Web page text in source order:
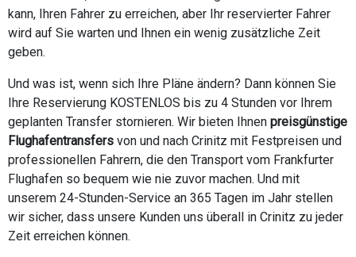
kann, Ihren Fahrer zu erreichen, aber Ihr reservierter Fahrer
wird auf Sie warten und Ihnen ein wenig zusätzliche Zeit
geben.
Und was ist, wenn sich Ihre Pläne ändern? Dann können Sie
Ihre Reservierung KOSTENLOS bis zu 4 Stunden vor Ihrem
geplanten Transfer stornieren. Wir bieten Ihnen preisgünstige
Flughafentransfers von und nach Crinitz mit Festpreisen und
professionellen Fahrern, die den Transport vom Frankfurter
Flughafen so bequem wie nie zuvor machen. Und mit
unserem 24-Stunden-Service an 365 Tagen im Jahr stellen
wir sicher, dass unsere Kunden uns überall in Crinitz zu jeder
Zeit erreichen können.